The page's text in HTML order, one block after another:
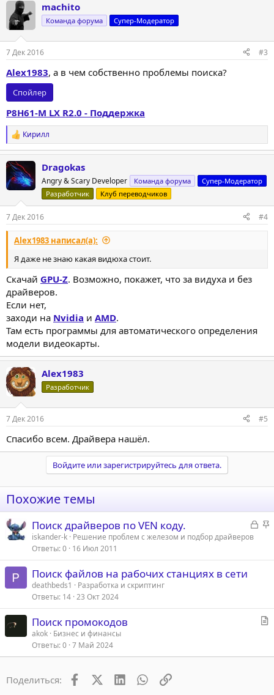
ц
и
machito
Команда форума Супер-Модератор
7 Дек 2016 #3
Alex1983, а в чем собственно проблемы поиска?
Спойлер
P8H61-M LX R2.0 - Поддержка
Р
е
а
к
ц
и
:
Кирилл
Dragokas
Angry & Scary Developer Команда форума
Супер-Модератор
Разработчик
Клуб переводчиков
7 Дек 2016 #4
Alex1983 написал(а):
Я даже не знаю какая видюха стоит.
Скачай GPU-Z. Возможно, покажет, что за видуха и без
драйверов.
Если нет,
заходи на Nvidia и AMD.
Там есть программы для автоматического определения
модели видеокарты.
Alex1983
Разработчик
7 Дек 2016 #5
Спасибо всем. Драйвера нашёл.
Войдите или зарегистрируйтесь для ответа.
Похожие темы
З
р
З
р
Поиск драйверов по VEN коду.
iskander-k Решение проблем с железом и подбор драйверов
Ответы 0 16 Июл 2011
Поиск файлов на рабочих станциях в сети
deathbeds1
Разработка и скриптинг
Ответы 14 23 Окт 2024
т
Поиск промокодов
akok Бизнес и финансы
Ответы 0 7 Май 2024
Поделиться: FacebookX (Twitter)
LinkedInWhatsAppСсылка